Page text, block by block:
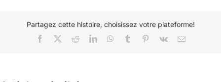
Partagez cette histoire, choisissez votre plateforme!
Facebook RedditLinkedInWhatsApp
Tumblr Pinterest
Vk Email